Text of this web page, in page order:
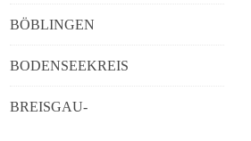
BÖBLINGEN
BODENSEEKREIS
BREISGAU-